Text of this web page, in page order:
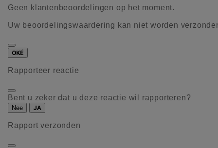
Geen klantenbeoordelingen op het moment.
Uw beoordelingswaardering kan niet worden
OKÉ
Rapporteer reactie
Bent u zeker dat u deze reactie wil rapporteren?
Nee JA
Rapport verzonden